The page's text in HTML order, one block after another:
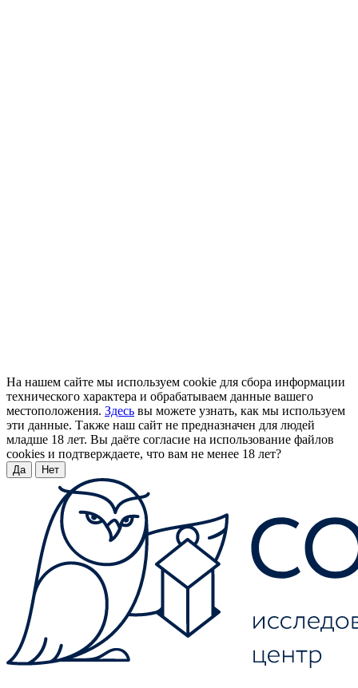
На нашем сайте мы используем cookie для сбора информации
технического характера и обрабатываем данные вашего
местоположения. Здесь вы можете узнать, как мы используем
эти данные. Также наш сайт не предназначен для людей
младше 18 лет. Вы даёте согласие на использование файлов
cookies и подтверждаете, что вам не менее 18 лет?
Да Нет